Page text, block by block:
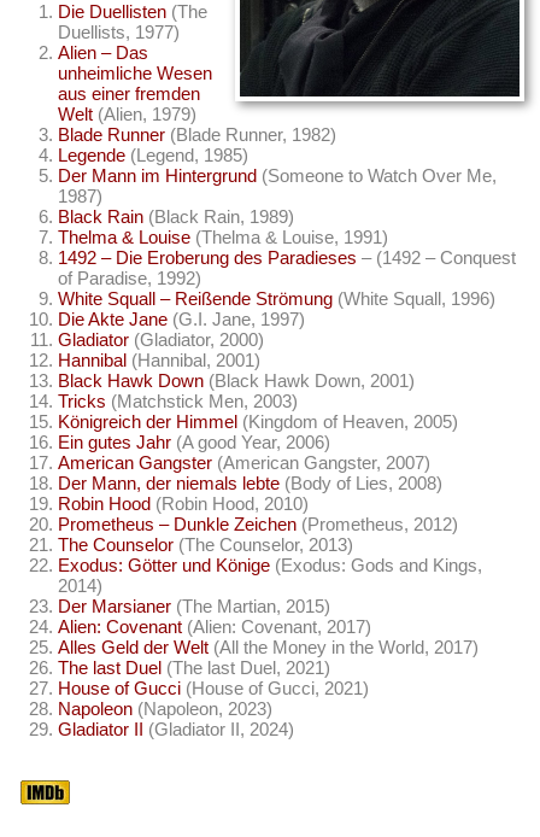
Die Duellisten (The
Duellists, 1977)
Alien – Das
unheimliche Wesen
aus einer fremden
Welt (Alien, 1979)
Blade Runner (Blade Runner, 1982)
Legende (Legend, 1985)
Der Mann im Hintergrund (Someone to Watch Over Me,
1987)
Black Rain (Black Rain, 1989)
Thelma & Louise (Thelma & Louise, 1991)
1492 – Die Eroberung des Paradieses – (1492 – Conquest
of Paradise, 1992)
White Squall – Reißende Strömung (White Squall, 1996)
Die Akte Jane (G.I. Jane, 1997)
Gladiator (Gladiator, 2000)
Hannibal (Hannibal, 2001)
Black Hawk Down (Black Hawk Down, 2001)
Tricks (Matchstick Men, 2003)
Königreich der Himmel (Kingdom of Heaven, 2005)
Ein gutes Jahr (A good Year, 2006)
American Gangster (American Gangster, 2007)
Der Mann, der niemals lebte (Body of Lies, 2008)
Robin Hood (Robin Hood, 2010)
Prometheus – Dunkle Zeichen (Prometheus, 2012)
The Counselor (The Counselor, 2013)
Exodus: Götter und Könige (Exodus: Gods and Kings,
2014)
Der Marsianer (The Martian, 2015)
Alien: Covenant (Alien: Covenant, 2017)
Alles Geld der Welt (All the Money in the World, 2017)
The last Duel (The last Duel, 2021)
House of Gucci (House of Gucci, 2021)
Napoleon (Napoleon, 2023)
Gladiator II (Gladiator II, 2024)